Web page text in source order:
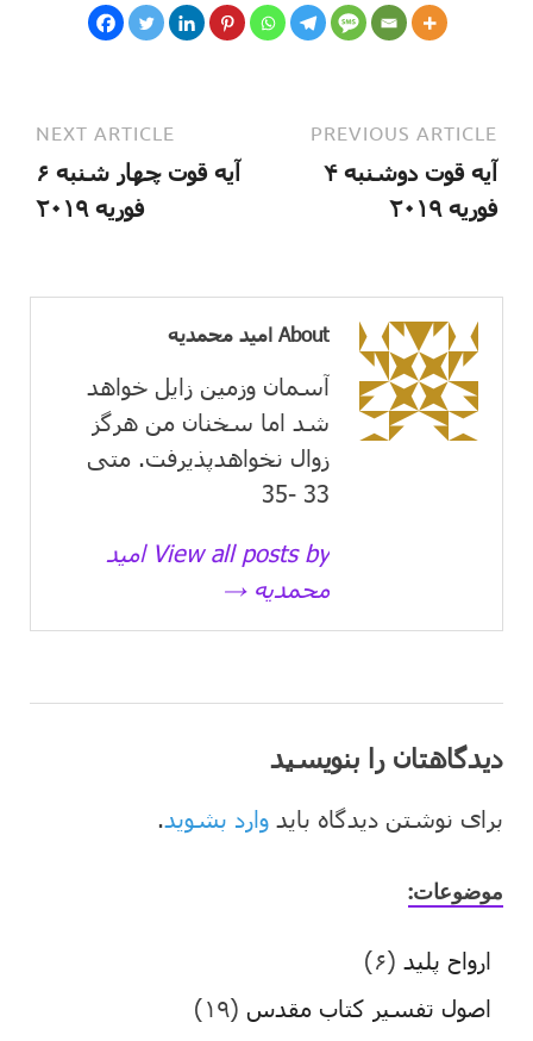
PREVIOUS ARTICLE
آیه قوت دوشنبه ۴
فوریه ۲۰۱۹
NEXT ARTICLE
آیه قوت چهار شنبه ۶
فوریه ۲۰۱۹
About امید محمدیه
آسمان وزمین زايل خواهد
شد اما سخنان من هرگز
زوال نخواهدپذیرفت. متی
33 -35
View all posts by امید
محمدیه →
دیدگاهتان را بنویسید
برای نوشتن دیدگاه باید وارد بشوید.
موضوعات:
ارواح پلید (۶)
اصول تفسیر کتاب مقدس (۱۹)